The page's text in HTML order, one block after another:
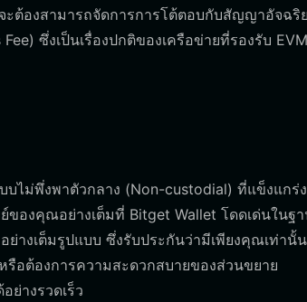
ต้องสามารถจัดการการโต้ตอบกับสัญญาอัจฉริ
ซึ่งเป็นเรื่องปกติของเครือข่ายที่รองรับ
ไม่พึ่งพาตัวกลาง (Non-custodial) ที่แข็งแก
องคุณอย่างเต็มที่ Bitget Wallet โดดเด่นในฐา
างเต็มรูปแบบ ซึ่งรับประกันว่ามีเพียงคุณเท่านั้
ต้องการความสะดวกสบายของส่วนขยาย
ย่างรวดเร็ว